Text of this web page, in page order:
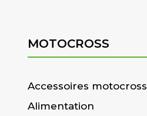
MOTOCROSS
Accessoires motocross
Alimentation